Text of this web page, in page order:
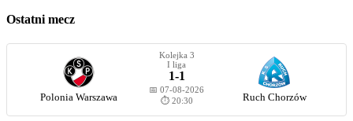
Ostatni mecz
Polonia Warszawa
Kolejka 3
I liga
1-1
📅 07-08-2026
⏱️ 20:30
Ruch Chorzów